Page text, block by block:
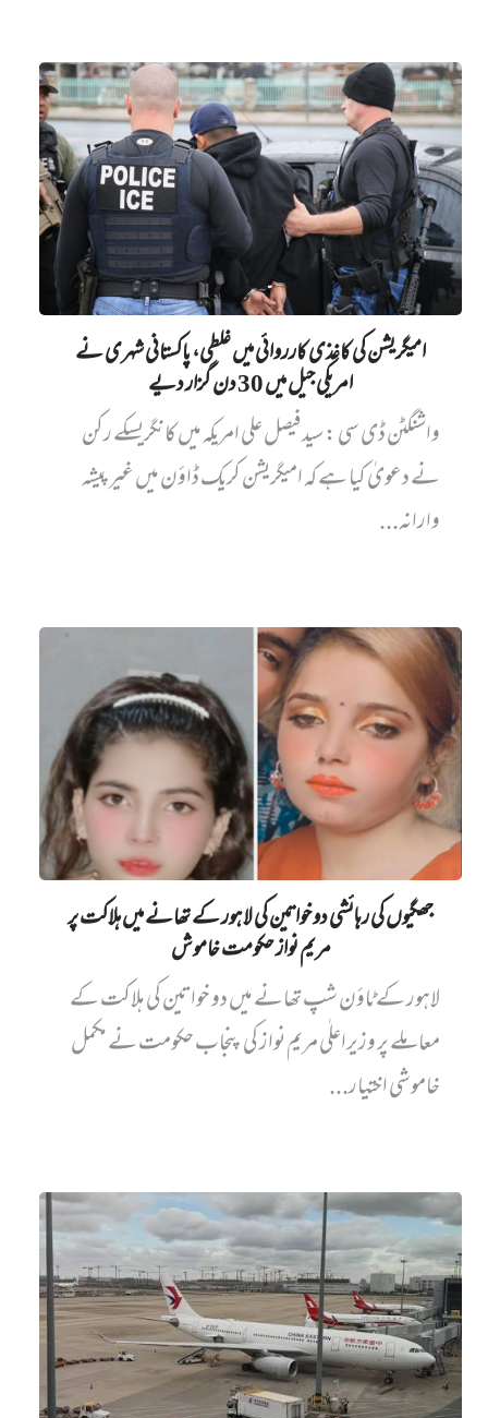
امیگریشن کی کاغذی کارروائی میں‌ غلطی، پاکستانی شہری نے
امریکی جیل میں‌ 30 دن گزار دیے
واشنگٹن ڈی سی : سید فیصل علی امریکہ میں کانگریسکے رکن
نے دعویٰ کیا ہے کہ امیگریشن کریک ڈاؤن میں غیر پیشہ
وارانہ...
جھگیوں کی رہائشی دو خواتین کی لاہور کے تھانے میں‌ ہلاکت پر
مریم نواز حکومت خاموش
لاہور کے ٹاؤن شپ تھانے میں دو خواتین کی ہلاکت کے
معاملے پر وزیراعلٰی مریم نواز کی پنجاب حکومت نے مکمل
خاموشی اختیار...